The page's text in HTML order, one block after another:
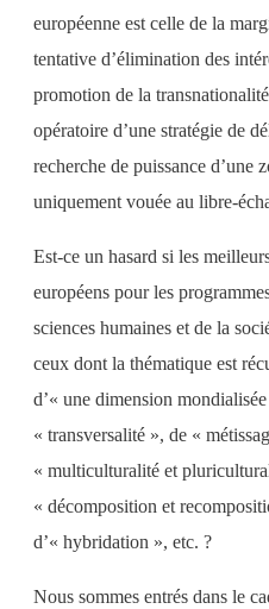
européenne est celle de la
tentative d’élimination des
promotion de la
opératoire d’une stratégie de
recherche de puissance d’une
uniquement vouée au libre-
Est-ce un hasard si les
européens pour les
sciences humaines et de la
ceux dont la thématique est
d’« une dimension
« transversalité », de «
« multiculturalité et
« décomposition et
d’« hybridation », etc. ?
Nous sommes entrés dans le